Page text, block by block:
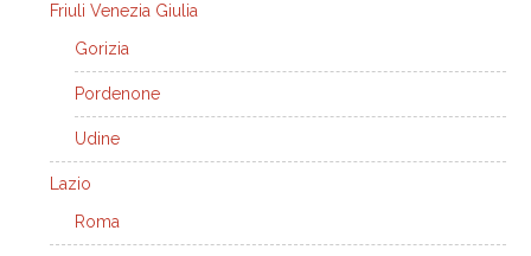
Friuli Venezia Giulia
Gorizia
Pordenone
Udine
Lazio
Roma